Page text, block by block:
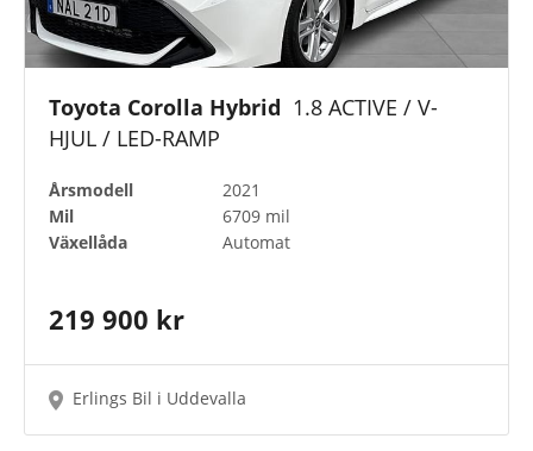
Toyota Corolla Hybrid 1.8 ACTIVE / V-
HJUL / LED-RAMP
Årsmodell
2021
Mil
6709 mil
Växellåda
Automat
219 900 kr
Erlings Bil i Uddevalla